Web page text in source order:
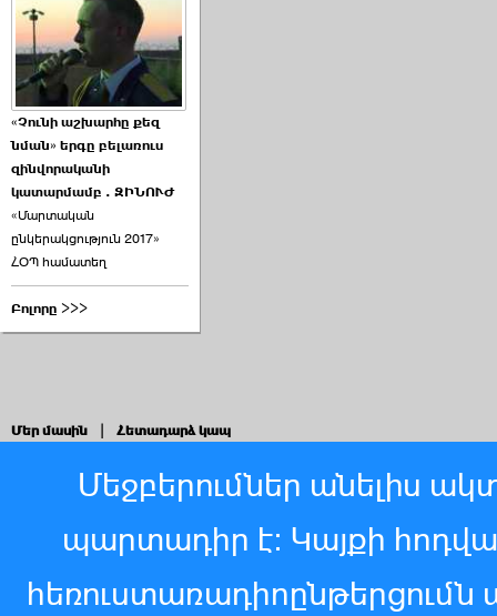
«Չունի աշխարհը քեզ
նման» երգը բելառուս
զինվորականի
կատարմամբ . ԶԻՆՈՒԺ
«Մարտական
ընկերակցություն 2017»
ՀՕՊ համատեղ
Բոլորը >>>
Մեր մասին Հետադարձ կապ
Մեջբերումներ անելիս
պարտադիր է: Կայքի
հեռուստառադիոընթերցումն